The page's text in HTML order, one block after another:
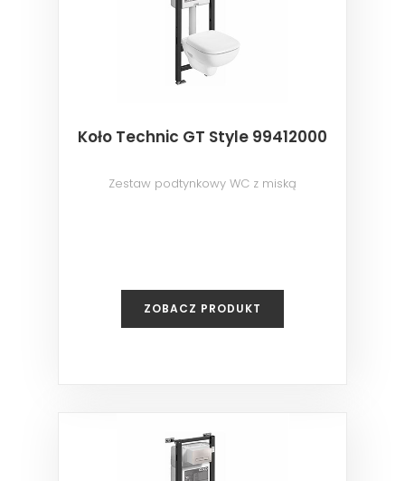
Koło Technic GT Style 99412000
Zestaw podtynkowy WC z miską
ZOBACZ PRODUKT